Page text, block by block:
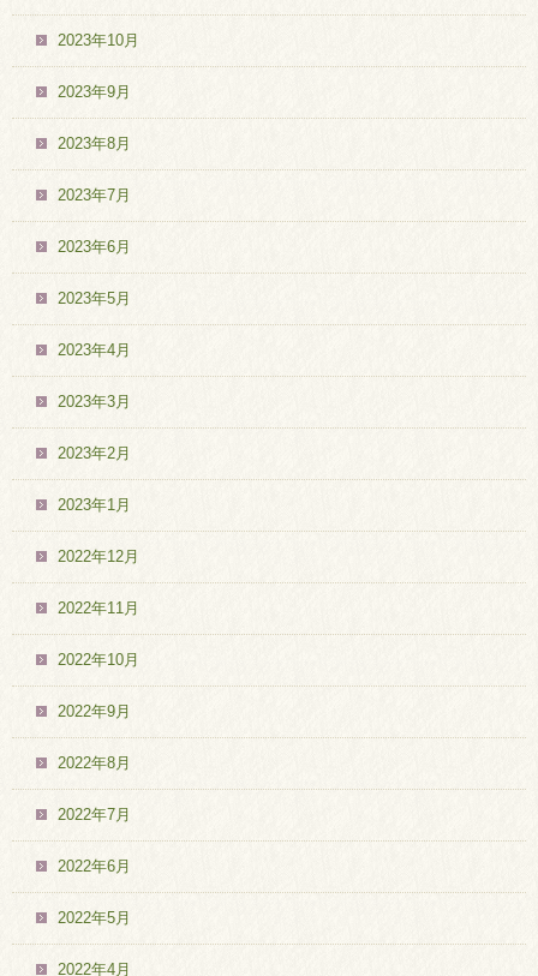
2023年10月
2023年9月
2023年8月
2023年7月
2023年6月
2023年5月
2023年4月
2023年3月
2023年2月
2023年1月
2022年12月
2022年11月
2022年10月
2022年9月
2022年8月
2022年7月
2022年6月
2022年5月
2022年4月